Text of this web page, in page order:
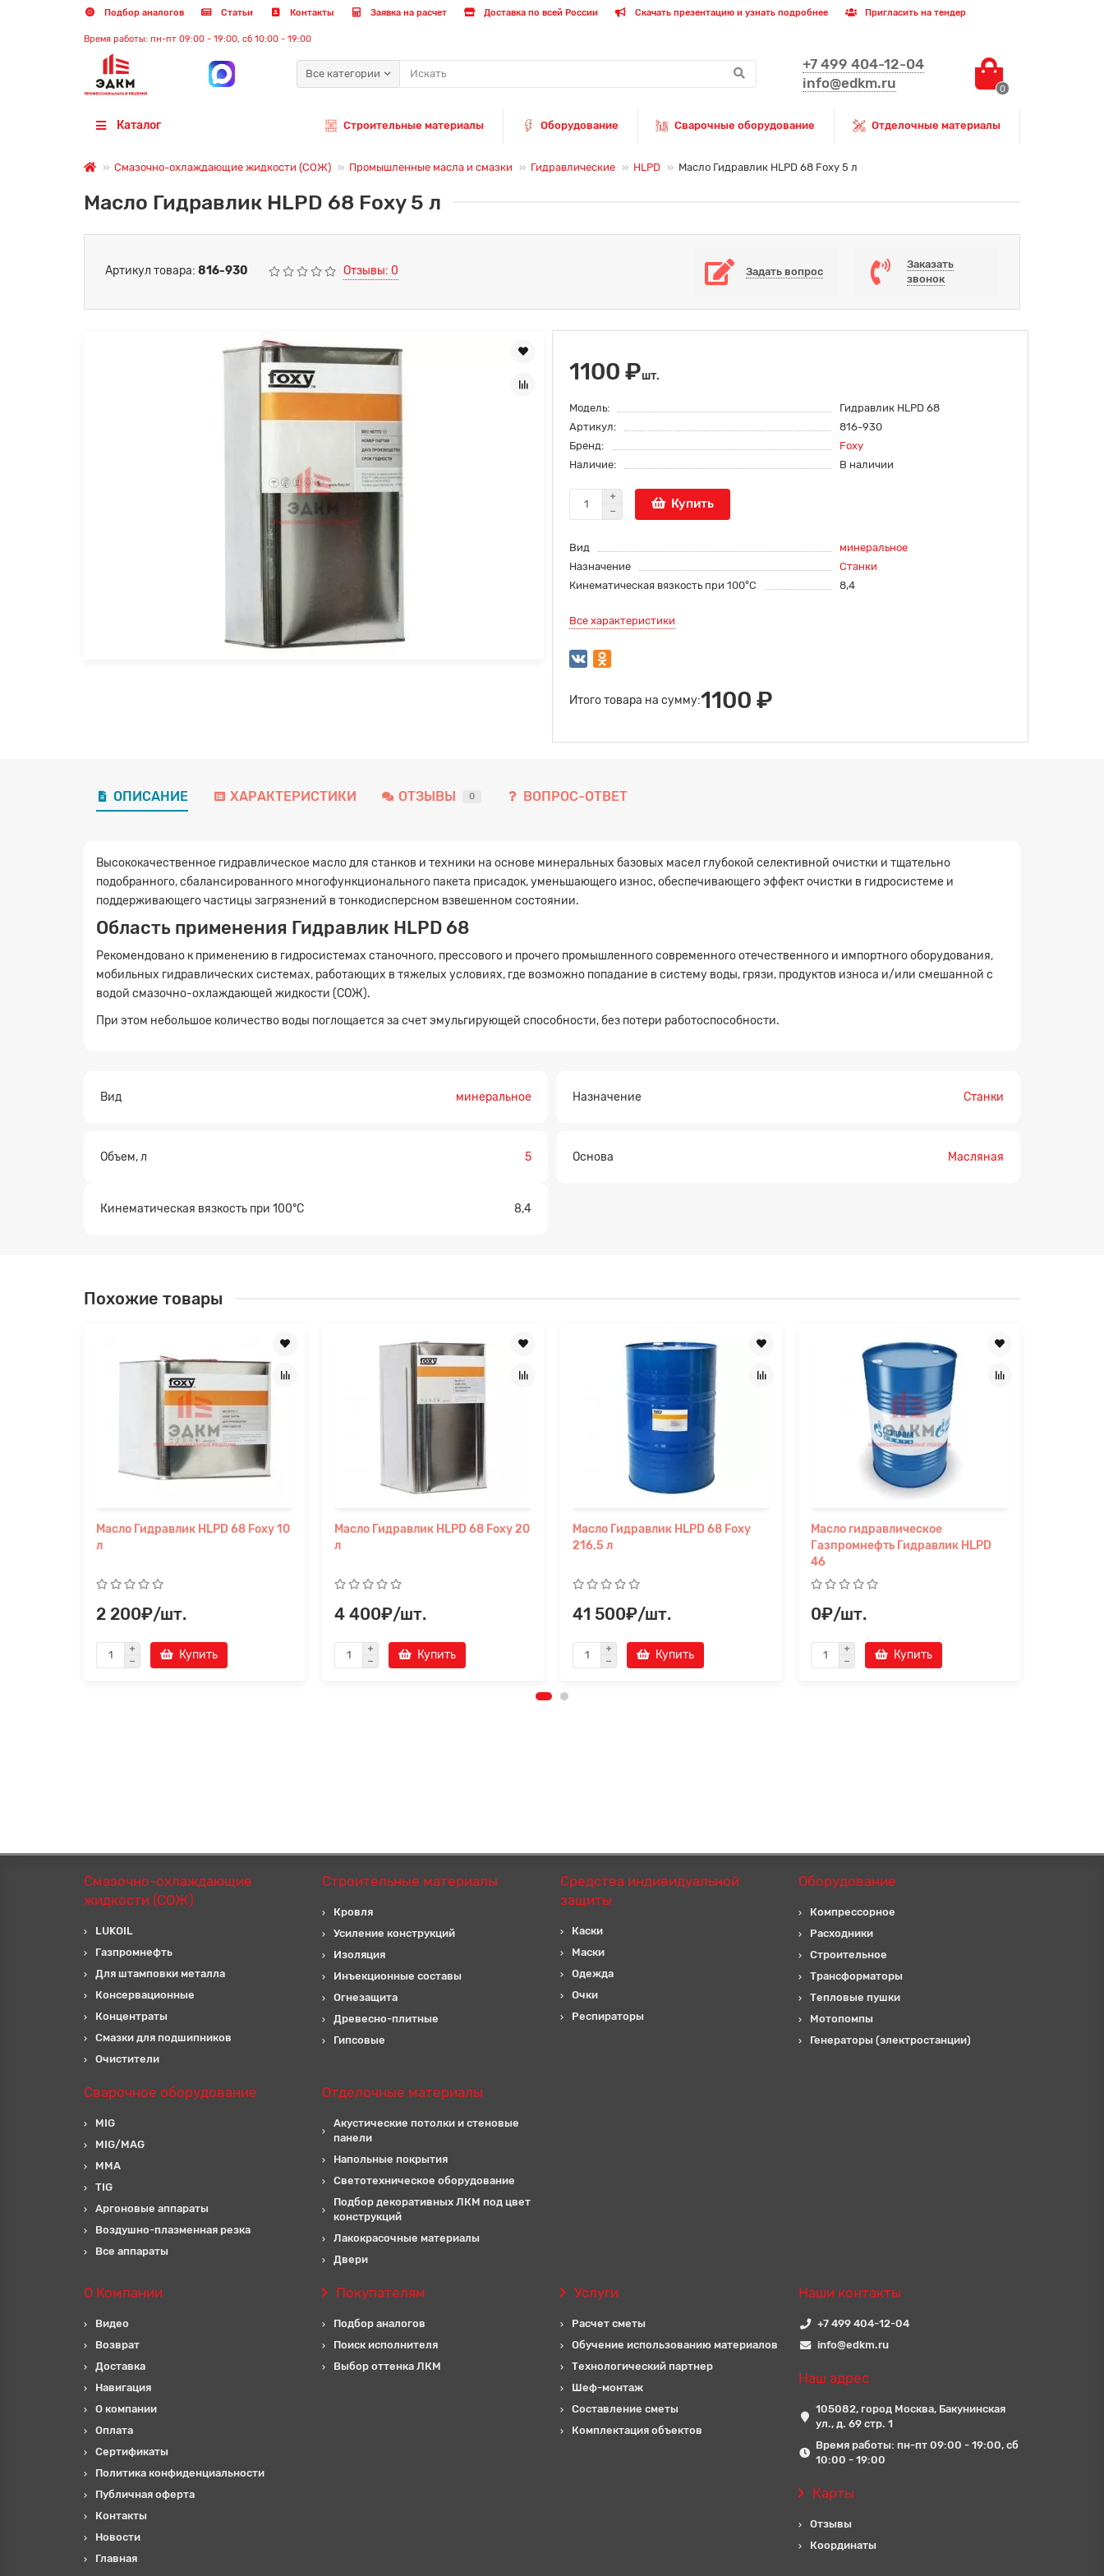
Подбор аналогов Статьи Контакты Заявка на расчет Доставка по всей России Скачать презентацию и узнать подробнее Пригласить на тендер
Время работы: пн-пт 09:00 - 19:00, сб 10:00 - 19:00
Все категории
+7 499 404-12-04
info@edkm.ru
0
Каталог Строительные материалы Оборудование Сварочные оборудование Отделочные материалы
Смазочно-охлаждающие жидкости (СОЖ) Промышленные масла и смазки Гидравлические HLPD Масло Гидравлик HLPD 68 Foxy 5 л
Масло Гидравлик HLPD 68 Foxy 5 л
Артикул товара: 816-930 Отзывы: 0 Задать вопрос
Заказать
звонок
1100 ₽шт.
Модель:
Гидравлик HLPD 68
Артикул:
816-930
Бренд:
Foxy
Наличие:
В наличии
Купить
Вид
минеральное
Назначение
Станки
Кинематическая вязкость при 100°C
8,4
Все характеристики
Итого товара на сумму:1100 ₽
ОПИСАНИЕ ХАРАКТЕРИСТИКИ ОТЗЫВЫ 0 ВОПРОС-ОТВЕТ
Высококачественное гидравлическое масло для станков и техники на основе минеральных базовых масел глубокой селективной очистки и тщательно
подобранного, сбалансированного многофункционального пакета присадок, уменьшающего износ, обеспечивающего эффект очистки в гидросистеме и
поддерживающего частицы загрязнений в тонкодисперсном взвешенном состоянии.
Область применения Гидравлик HLPD 68
Рекомендовано к применению в гидросистемах станочного, прессового и прочего промышленного современного отечественного и импортного оборудования,
мобильных гидравлических системах, работающих в тяжелых условиях, где возможно попадание в систему воды, грязи, продуктов износа и/или смешанной с
водой смазочно-охлаждающей жидкости (СОЖ).
При этом небольшое количество воды поглощается за счет эмульгирующей способности, без потери работоспособности.
Вид минеральное Назначение Станки
Объем, л 5 Основа Масляная
Кинематическая вязкость при 100°C 8,4
Похожие товары
Масло Гидравлик HLPD 68 Foxy 10
л
2 200₽/шт.
Купить
Масло Гидравлик HLPD 68 Foxy 20
л
4 400₽/шт.
Купить
Масло Гидравлик HLPD 68 Foxy
216,5 л
41 500₽/шт.
Купить
Масло гидравлическое
Газпромнефть Гидравлик HLPD
46
0₽/шт.
Купить
Смазочно-охлаждающие
жидкости (СОЖ)
LUKOIL
Газпромнефть
Для штамповки металла
Консервационные
Концентраты
Смазки для подшипников
Очистители
Строительные материалы
Кровля
Усиление конструкций
Изоляция
Инъекционные составы
Огнезащита
Древесно-плитные
Гипсовые
Средства индивидуальной
защиты
Каски
Маски
Одежда
Очки
Респираторы
Оборудование
Компрессорное
Расходники
Строительное
Трансформаторы
Тепловые пушки
Мотопомпы
Генераторы (электростанции)
Сварочное оборудование
MIG
MIG/MAG
MMA
TIG
Аргоновые аппараты
Воздушно-плазменная резка
Все аппараты
Отделочные материалы
Акустические потолки и стеновые
панели
Напольные покрытия
Светотехническое оборудование
Подбор декоративных ЛКМ под цвет
конструкций
Лакокрасочные материалы
Двери
О Компании
Видео
Возврат
Доставка
Навигация
О компании
Оплата
Сертификаты
Политика конфиденциальности
Публичная оферта
Контакты
Новости
Главная
Покупателям
Подбор аналогов
Поиск исполнителя
Выбор оттенка ЛКМ
Услуги
Расчет сметы
Обучение использованию материалов
Технологический партнер
Шеф-монтаж
Составление сметы
Комплектация объектов
Наши контакты
+7 499 404-12-04
info@edkm.ru
Наш адрес
105082, город Москва, Бакунинская
ул., д. 69 стр. 1
Время работы: пн-пт 09:00 - 19:00, сб
10:00 - 19:00
Карты
Отзывы
Координаты